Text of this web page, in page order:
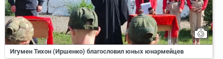
Игумен Тихон (Иршенко) благословил юных юнармейцев